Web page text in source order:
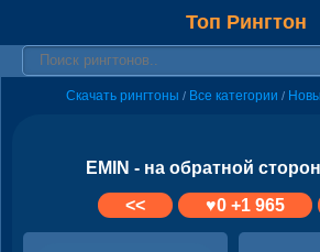
Топ Рингтон
Скачать рингтоны / Все категории /
EMIN - на обратной
<<
♥0 +1 965